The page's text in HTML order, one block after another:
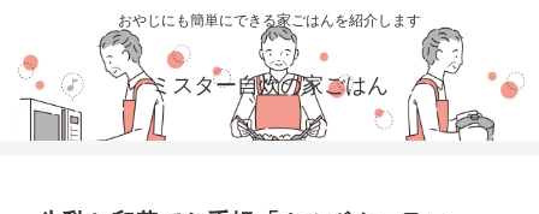
おやじにも簡単にできる家ごはんを紹介します
ミスター自炊の家ごはん